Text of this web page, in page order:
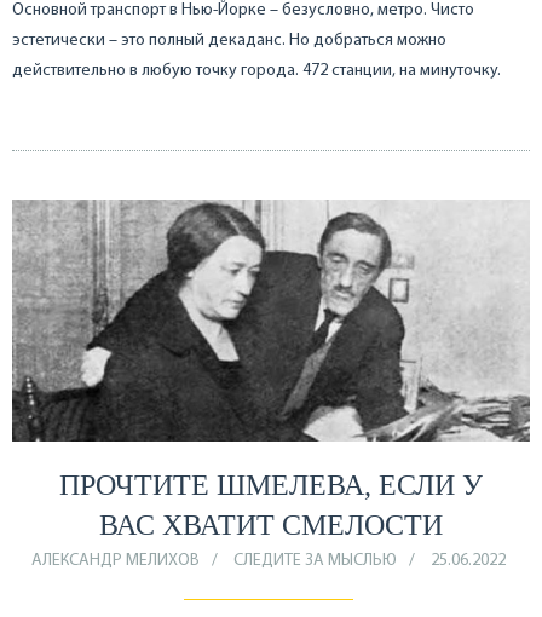
Основной транспорт в Нью-Йорке – безусловно, метро. Чисто
эстетически – это полный декаданс. Но добраться можно
действительно в любую точку города. 472 станции, на минуточку.
ПРОЧТИТЕ ШМЕЛЕВА, ЕСЛИ У
ВАС ХВАТИТ СМЕЛОСТИ
АЛЕКСАНДР МЕЛИХОВ СЛЕДИТЕ ЗА МЫСЛЬЮ 25.06.2022